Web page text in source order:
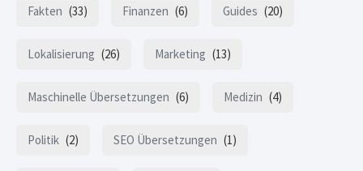
Fakten (33) Finanzen (6) Guides (20)
Lokalisierung (26) Marketing (13)
Maschinelle Übersetzungen (6) Medizin (4)
Politik (2) SEO Übersetzungen (1)